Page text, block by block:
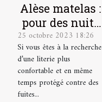
Alèse matelas :
pour des nuits
plus
confortables et
plus douces !
25 octobre 2023 18:26
Si vous êtes à la recherche
d’une literie plus
confortable et en même
temps protégé contre des
fuites...